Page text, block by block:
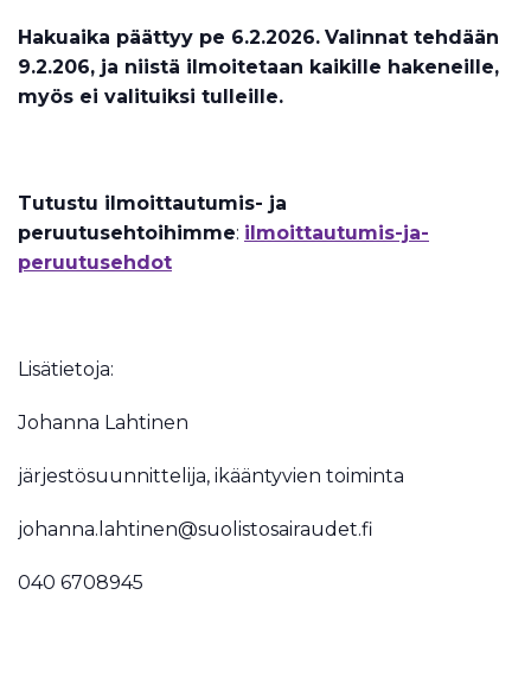
Hakuaika päättyy pe 6.2.2026. Valinnat tehdään
9.2.206, ja niistä ilmoitetaan kaikille hakeneille,
myös ei valituiksi tulleille.
Tutustu ilmoittautumis- ja
peruutusehtoihimme: ilmoittautumis-ja-
peruutusehdot
Lisätietoja:
Johanna Lahtinen
järjestösuunnittelija, ikääntyvien toiminta
johanna.lahtinen@suolistosairaudet.fi
040 6708945